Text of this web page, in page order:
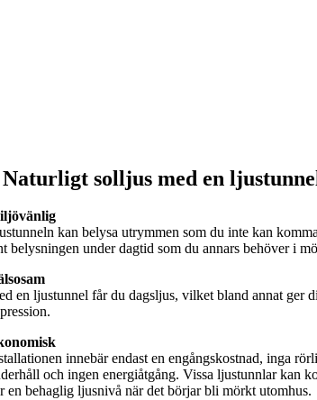
Naturligt solljus med en
kan belysa utrymmen som du inte kan
belysningen under dagtid som du annars behöver i
en ljustunnel får du dagsljus, vilket bland annat ger
innebär endast en engångskostnad, inga
och ingen energiåtgång. Vissa ljustunnlar kan
en behaglig ljusnivå när det börjar bli mörkt utomhus.